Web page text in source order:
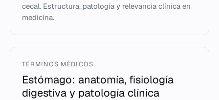
cecal. Estructura, patología y relevancia clínica en
medicina.
TÉRMINOS MÉDICOS
Estómago: anatomía, fisiología
digestiva y patología clínica